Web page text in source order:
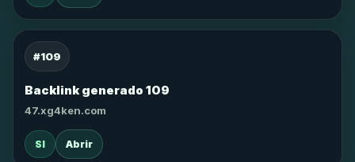
#109
Backlink generado 109
47.xg4ken.com
SI Abrir